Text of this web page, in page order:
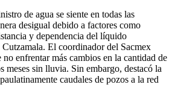
de agua se siente en todas las
desigual debido a factores como
y dependencia del líquido
El coordinador del Sacmex
no enfrentar más cambios en la cantidad de
meses sin lluvia. Sin embargo, destacó la
caudales de pozos a la red